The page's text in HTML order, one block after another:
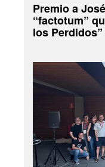
Premio a
“factotum”
los Perdidos”